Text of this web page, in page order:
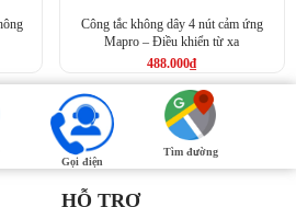
Công tắc không dây 4 nút cảm ứng
Mapro – Điều khiển từ xa
488.000₫
Gọi điện
Tìm đường
HỖ TRỢ